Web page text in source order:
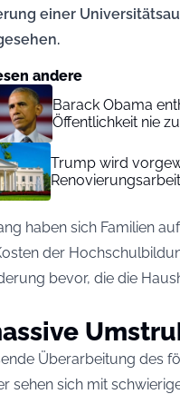
einer
andere
Barack Obama
Öffentlichkeit nie
Trump wird
haben sich Familien
der
bevor, die die
Überarbeitung des
sehen sich mit